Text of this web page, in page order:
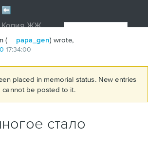
( papa_gen) wrote,
17:34:00
placed in memorial status. New entries
cannot be posted to it.
стало